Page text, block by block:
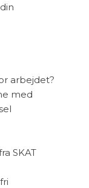
arbejdet?
med
SKAT